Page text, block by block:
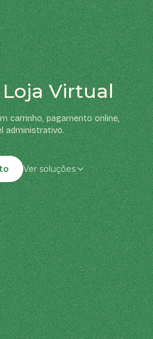
Virtual
carrinho, pagamento online,
administrativo.
Ver soluções